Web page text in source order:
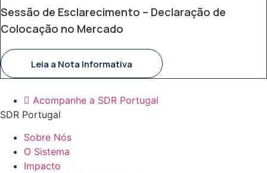
Sessão de Esclarecimento – Declaração de
Colocação no Mercado
Leia a Nota Informativa
Acompanhe a SDR Portugal
SDR Portugal
Sobre Nós
O Sistema
Impacto